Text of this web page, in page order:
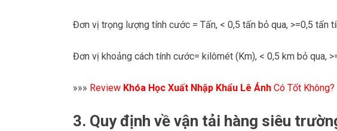
Đơn vị trọng lượng tính cước = Tấn, < 0,5 tấn bỏ qua, >=0,5 tấn
Đơn vị khoảng cách tính cước= kilômét (Km), < 0,5 km bỏ qua,
»»» Review Khóa Học Xuất Nhập Khẩu Lê Ánh Có Tốt Không?
3. Quy định về vận tải hàng siêu